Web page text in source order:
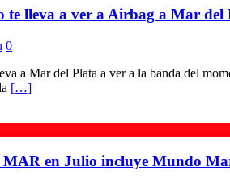
te lleva a ver a Airbag a Mar del
0
a Mar del Plata a ver a la banda del
[…]
MAR en Julio incluye Mundo